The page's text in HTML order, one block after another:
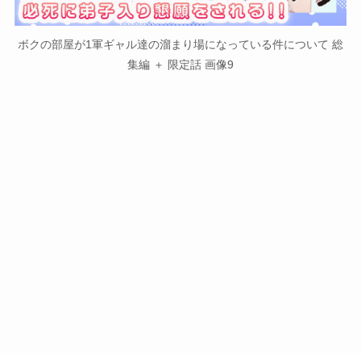
ボクの部屋が1軍ギャル達の溜まり場になっている件について 総
集編 ＋ 限定話 画像9